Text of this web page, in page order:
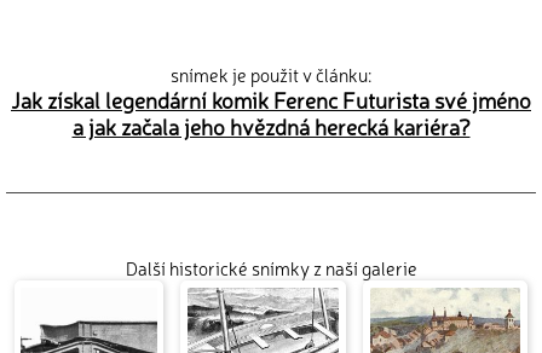
snímek je použit v článku:
Jak získal legendární komik Ferenc Futurista své jméno
a jak začala jeho hvězdná herecká kariéra?
Další historické snímky z naší galerie